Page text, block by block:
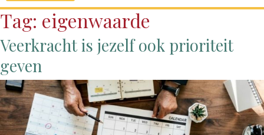
Tag: eigenwaarde
Veerkracht is jezelf ook prioriteit
geven